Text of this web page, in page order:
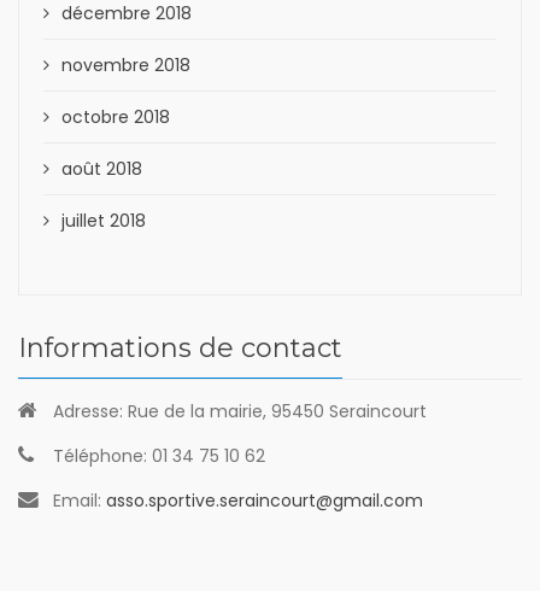
décembre 2018
novembre 2018
octobre 2018
août 2018
juillet 2018
Informations de contact
Adresse: Rue de la mairie, 95450 Seraincourt
Téléphone: 01 34 75 10 62
Email: asso.sportive.seraincourt@gmail.com